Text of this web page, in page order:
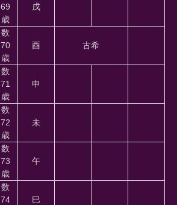
69
歳
戌
数
70
歳
酉 古希
数
71
歳
申
数
72
歳
未
数
73
歳
午
数
74
巳